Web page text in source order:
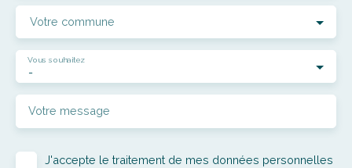
Votre commune
-
Vous souhaitez
Votre message
J'accepte le traitement de mes données personnelles